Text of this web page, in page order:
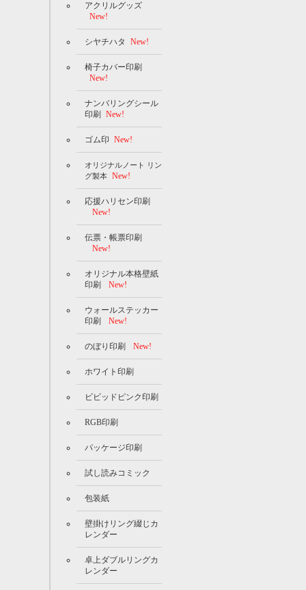
アクリルグッズ
New!
シヤチハタ New!
椅子カバー印刷
New!
ナンバリングシール
印刷
New!
ゴム印 New!
オリジナルノート リン
グ製本 New!
応援ハリセン印刷
New!
伝票・帳票印刷
New!
オリジナル本格壁紙
印刷
New!
ウォールステッカー
印刷
New!
のぼり印刷 New!
ホワイト印刷
ビビッドピンク印刷
RGB印刷
パッケージ印刷
試し読みコミック
包装紙
壁掛けリング綴じカ
レンダー
卓上ダブルリングカ
レンダー